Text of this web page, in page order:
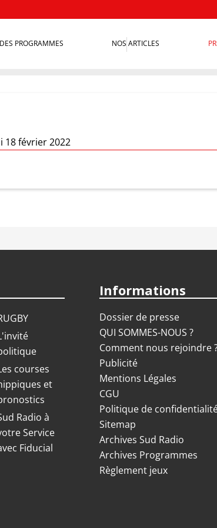
PROGRAMMES NOS ARTICLES
18 février 2022
courses
et
Radio à
Service
Fiducial
Informations
Dossier de presse
QUI SOMMES-NOUS ?
Comment nous rejoindre
Publicité
Mentions Légales
CGU
Politique de
Sitemap
Archives Sud Radio
Archives Programmes
Règlement jeux